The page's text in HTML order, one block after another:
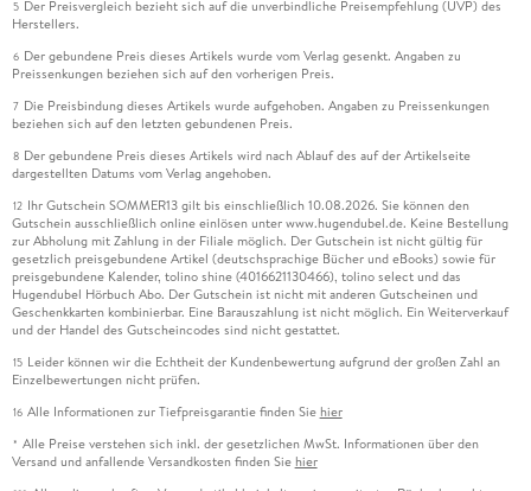
5 Der Preisvergleich bezieht sich auf die unverbindliche Preisempfehlung (UVP) des
Herstellers.
6 Der gebundene Preis dieses Artikels wurde vom Verlag gesenkt. Angaben zu
Preissenkungen beziehen sich auf den vorherigen Preis.
7 Die Preisbindung dieses Artikels wurde aufgehoben. Angaben zu Preissenkungen
beziehen sich auf den letzten gebundenen Preis.
8 Der gebundene Preis dieses Artikels wird nach Ablauf des auf der Artikelseite
dargestellten Datums vom Verlag angehoben.
12 Ihr Gutschein SOMMER13 gilt bis einschließlich 10.08.2026. Sie können den
Gutschein ausschließlich online einlösen unter www.hugendubel.de. Keine Bestellung
zur Abholung mit Zahlung in der Filiale möglich. Der Gutschein ist nicht gültig für
gesetzlich preisgebundene Artikel (deutschsprachige Bücher und eBooks) sowie für
preisgebundene Kalender, tolino shine (4016621130466), tolino select und das
Hugendubel Hörbuch Abo. Der Gutschein ist nicht mit anderen Gutscheinen und
Geschenkkarten kombinierbar. Eine Barauszahlung ist nicht möglich. Ein Weiterverkauf
und der Handel des Gutscheincodes sind nicht gestattet.
15 Leider können wir die Echtheit der Kundenbewertung aufgrund der großen Zahl an
Einzelbewertungen nicht prüfen.
16 Alle Informationen zur Tiefpreisgarantie finden Sie hier
* Alle Preise verstehen sich inkl. der gesetzlichen MwSt. Informationen über den
Versand und anfallende Versandkosten finden Sie hier